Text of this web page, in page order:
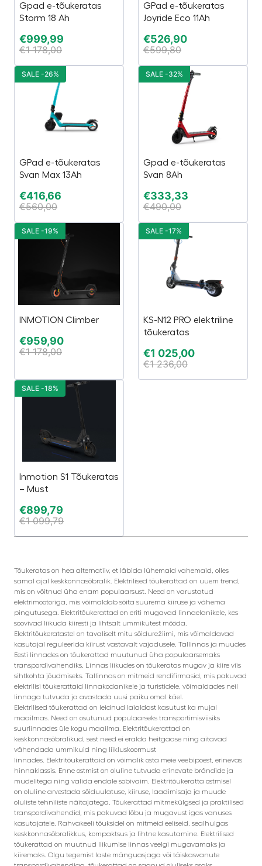
Gpad e-tõukeratas
Storm 18 Ah
€999,99
€1 178,00
GPad e-tõukeratas
Joyride Eco 11Ah
€526,90
€599,80
GPad e-tõukeratas
Svan Max 13Ah
€416,66
€560,00
SALE -26%
Gpad e-tõukeratas
Svan 8Ah
€333,33
€490,00
SALE -32%
INMOTION Climber
€959,90
€1 178,00
SALE -19%
KS-N12 PRO elektriline
tõukeratas
€1 025,00
€1 236,00
SALE -17%
Inmotion S1 Tõukeratas
– Must
€899,79
€1 099,79
SALE -18%
Tõukeratas on hea alternatiiv, et läbida lühemaid vahemaid, olles
samal ajal keskkonnasõbralik. Elektrilised tõukerattad on uuem trend,
mis on võitnud üha enam populaarsust. Need on varustatud
elektrimootoriga, mis võimaldab sõita suurema kiiruse ja vähema
pingutusega. Elektritõukerattad on eriti mugavad linnaelanikele, kes
soovivad liikuda kiiresti ja lihtsalt ummikutest mööda.
Elektritõukeratastel on tavaliselt mitu sõidurežiimi, mis võimaldavad
kasutajal reguleerida kiirust vastavalt vajadusele. Tallinnas ja muudes
Eesti linnades on tõukerattad muutunud üha populaarsemaks
transpordivahendiks. Linnas liikudes on tõukeratas mugav ja kiire viis
sihtkohta jõudmiseks. Tallinnas on mitmeid rendifirmasid, mis pakuvad
elektrilisi tõukerattaid linnakodanikele ja turistidele, võimaldades neil
linnaga tutvuda ja avastada uusi paiku omal käel.
Elektrilised tõukerattad on leidnud laialdast kasutust ka mujal
maailmas. Need on osutunud populaarseks transportimisviisiks
suurlinnades üle kogu maailma. Elektritõukerattad on
keskkonnasõbralikud, sest need ei eralda heitgaase ning aitavad
vähendada ummikuid ning liikluskoormust
linnades. Elektritõukerattaid on võimalik osta meie veebipoest, erinevas
hinnaklassis. Enne ostmist on oluline tutvuda erinevate brändide ja
mudelitega ning valida endale sobivaim. Elektritõukeratta ostmisel
on oluline arvestada sõiduulatuse, kiiruse, laadimisaja ja muude
oluliste tehniliste näitajatega. Tõukerattad mitmekülgsed ja praktilised
transpordivahendid, mis pakuvad lõbu ja mugavust igas vanuses
kasutajatele. Rahvakeeli tõuksidel on mitmeid eeliseid, sealhulgas
keskkonnasõbralikkus, kompaktsus ja lihtne kasutamine. Elektrilised
tõukerattad on muutnud liikumise linnas veelgi mugavamaks ja
kiiremaks. Olgu tegemist laste mänguasjaga või täiskasvanute